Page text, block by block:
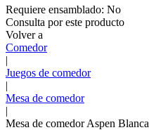
Requiere ensamblado: No
Consulta por este producto
Volver a
Comedor
|
Juegos de comedor
|
Mesa de comedor
|
Mesa de comedor Aspen Blanca